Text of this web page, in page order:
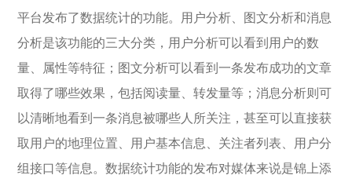
平台发布了数据统计的功能。用户分析、图文分析和消息
分析是该功能的三大分类，用户分析可以看到用户的数
量、属性等特征；图文分析可以看到一条发布成功的文章
取得了哪些效果，包括阅读量、转发量等；消息分析则可
以清晰地看到一条消息被哪些人所关注，甚至可以直接获
取用户的地理位置、用户基本信息、关注者列表、用户分
组接口等信息。数据统计功能的发布对媒体来说是锦上添